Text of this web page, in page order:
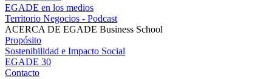
EGADE en los medios
Territorio Negocios - Podcast
ACERCA DE EGADE Business School
Propósito
Sostenibilidad e Impacto Social
EGADE 30
Contacto